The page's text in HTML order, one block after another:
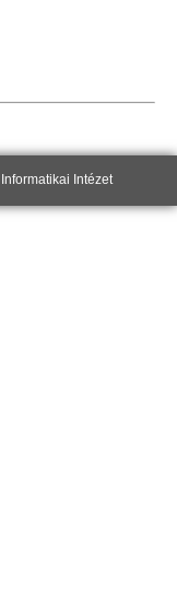
Intézet